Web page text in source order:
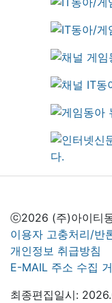
ⓒ2026 (주)아이티
이용자 고충처리/반
개인정보 취급방침
E-MAIL 주소 수집
최종편집일시: